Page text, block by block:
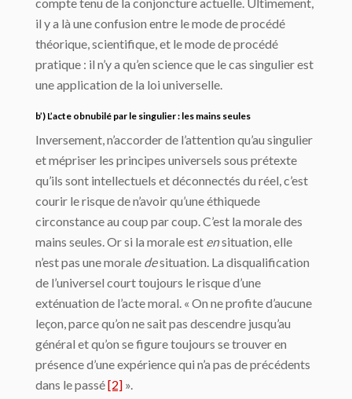
il y a là une confusion entre le mode de procédé
théorique, scientifique, et le mode de procédé
pratique : il n’y a qu’en science que le cas singulier est
une application de la loi universelle.
b’) L’acte obnubilé par le singulier : les mains seules
Inversement, n’accorder de l’attention qu’au singulier
et mépriser les principes universels sous prétexte
qu’ils sont intellectuels et déconnectés du réel, c’est
courir le risque de n’avoir qu’une éthiquede
circonstance au coup par coup. C’est la morale des
mains seules. Or si la morale est ensituation, elle
n’est pas une morale desituation. La disqualification
de l’universel court toujours le risque d’une
exténuation de l’acte moral. « On ne profite d’aucune
leçon, parce qu’on ne sait pas descendre jusqu’au
général et qu’on se figure toujours se trouver en
présence d’une expérience qui n’a pas de précédents
dans le passé[2] ».